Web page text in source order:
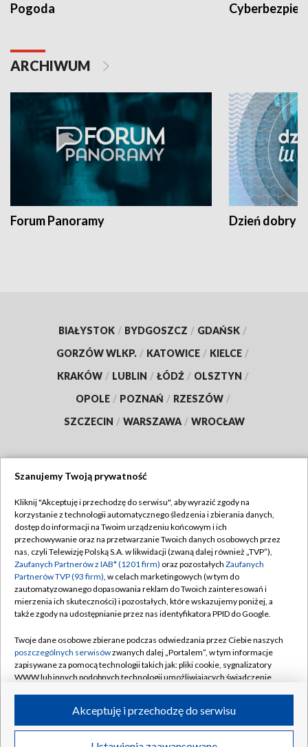
Pogoda
ARCHIWUM
Forum Panoramy Dzień dobry
BIAŁYSTOK / BYDGOSZCZ / GDAŃSK /
GORZÓW WLKP. / KATOWICE / KIELCE /
KRAKÓW / LUBLIN / ŁÓDŹ / OLSZTYN /
OPOLE / POZNAŃ / RZESZÓW /
SZCZECIN / WARSZAWA / WROCŁAW
TVP
Abonament TVP
Emisja w TVP
Centrum informacji TVP
Naziemna Telewizja Cyfrowa
Rada Programowa
System NOS
Informacje o nadawcy
Program dla prasy
Regulamin TVP
Polityka prywatności
Moje zgody
Pomoc
Kontakt
Kanały
©2026 Telewizja Polska S.A. w likwidacji
Szanujemy Twoją prywatność
Kliknij "Akceptuję i przechodzę do serwisu", aby wyrazić zgody na
korzystanie z technologii automatycznego śledzenia i zbierania danych,
dostęp do informacji na Twoim urządzeniu końcowym i ich
przechowywanie oraz na przetwarzanie Twoich danych osobowych przez
nas, czyli Telewizję Polską S.A. w likwidacji (zwaną dalej również „TVP”),
Zaufanych Partnerów z IAB* (1201 firm) oraz pozostałych Zaufanych
Partnerów TVP (93 firm), w celach marketingowych (w tym do
zautomatyzowanego dopasowania reklam do Twoich zainteresowań i
mierzenia ich skuteczności) i pozostałych, które wskazujemy poniżej, a
także zgody na udostępnianie przez nas identyfikatora PPID do Google.
Twoje dane osobowe zbierane podczas odwiedzania przez Ciebie naszych
poszczególnych serwisówzwanych dalej „Portalem”, w tym informacje
zapisywane za pomocą technologii takich jak: pliki cookie, sygnalizatory
WWW lub innych podobnych technologii umożliwiających świadczenie
ruchu w Internecie.
Twoje dane osobowe zbierane podczas odwiedzania przez Ciebie
Akceptuję i przechodzę do serwisu